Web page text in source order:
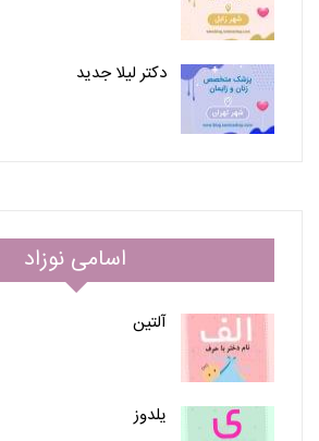
دکتر لیلا جدید
اسامی نوزاد
آلتین
یلدوز